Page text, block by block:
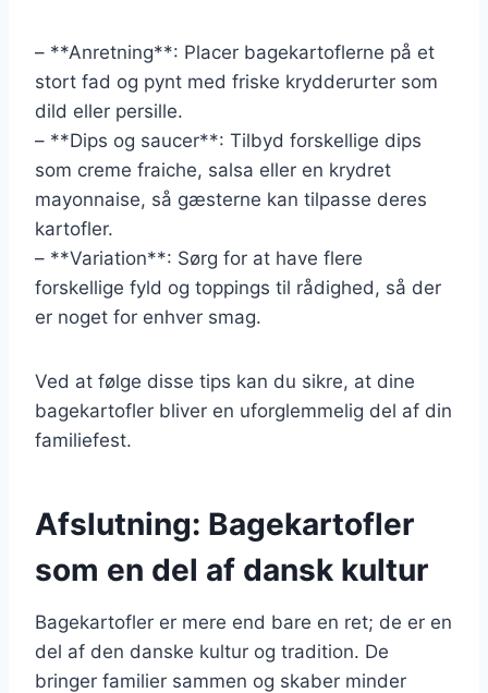
– **Anretning**: Placer bagekartoflerne på et
stort fad og pynt med friske krydderurter som
dild eller persille.
– **Dips og saucer**: Tilbyd forskellige dips
som creme fraiche, salsa eller en krydret
mayonnaise, så gæsterne kan tilpasse deres
kartofler.
– **Variation**: Sørg for at have flere
forskellige fyld og toppings til rådighed, så der
er noget for enhver smag.
Ved at følge disse tips kan du sikre, at dine
bagekartofler bliver en uforglemmelig del af din
familiefest.
Afslutning: Bagekartofler
som en del af dansk kultur
Bagekartofler er mere end bare en ret; de er en
del af den danske kultur og tradition. De
bringer familier sammen og skaber minder